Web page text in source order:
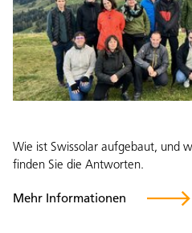
Wie ist Swissolar aufgebaut, und
finden Sie die Antworten.
Mehr Informationen